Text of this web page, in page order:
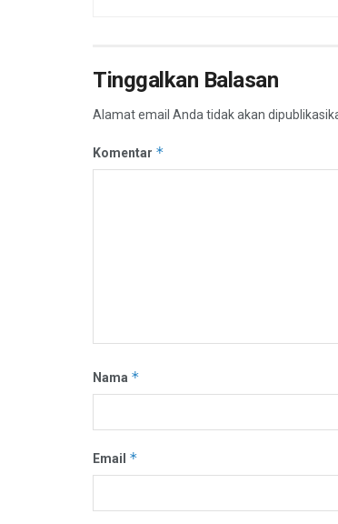
Tinggalkan Balasan
Alamat email Anda tidak akan
Komentar *
Nama *
Email *